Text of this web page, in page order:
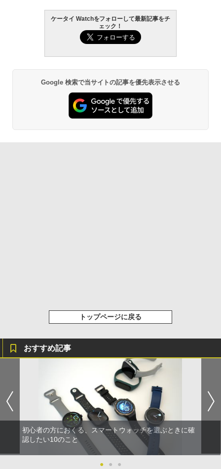
ケータイ Watchをフォローして最新記事をチ
ェック！
Google 検索で当サイトの記事を優先表示させる
トップページに戻る
おすすめ記事
初心者の方におくる、スマートウォッチを選ぶときに確
認したい10のこと
● ● ●